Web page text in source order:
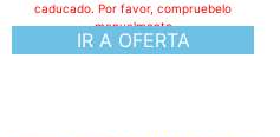
IR A OFERTA
caducado. Por favor, compruebelo
manualmente